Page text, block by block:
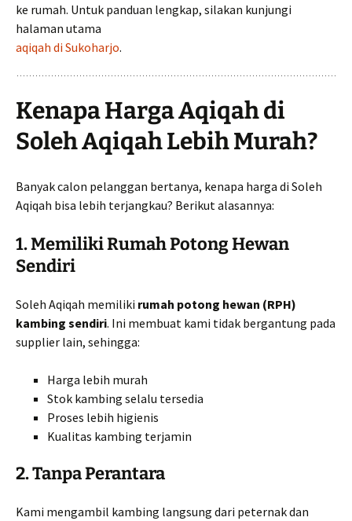
ke rumah. Untuk panduan lengkap, silakan kunjungi
halaman utama
aqiqah di Sukoharjo.
Kenapa Harga Aqiqah di
Soleh Aqiqah Lebih Murah?
Banyak calon pelanggan bertanya, kenapa harga di Soleh
Aqiqah bisa lebih terjangkau? Berikut alasannya:
1. Memiliki Rumah Potong Hewan
Sendiri
Soleh Aqiqah memiliki rumah potong hewan (RPH)
kambing sendiri. Ini membuat kami tidak bergantung pada
supplier lain, sehingga:
Harga lebih murah
Stok kambing selalu tersedia
Proses lebih higienis
Kualitas kambing terjamin
2. Tanpa Perantara
Kami mengambil kambing langsung dari peternak dan